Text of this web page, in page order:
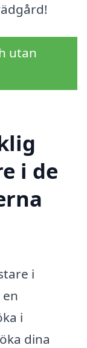
utan
i de
i
i
dina